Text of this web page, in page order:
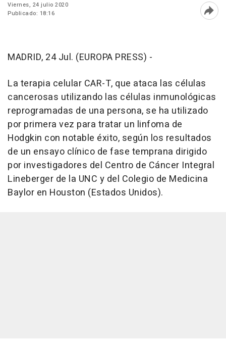
Viernes, 24 julio 2020
Publicado: 18:16
MADRID, 24 Jul. (EUROPA PRESS) -
La terapia celular CAR-T, que ataca las células
cancerosas utilizando las células inmunológicas
reprogramadas de una persona, se ha utilizado
por primera vez para tratar un linfoma de
Hodgkin con notable éxito, según los resultados
de un ensayo clínico de fase temprana dirigido
por investigadores del Centro de Cáncer Integral
Lineberger de la UNC y del Colegio de Medicina
Baylor en Houston (Estados Unidos).